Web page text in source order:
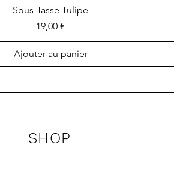
Aperçu rapide
Sous-Tasse Tulipe
Prix
19,00 €
Ajouter au panier
SHOP